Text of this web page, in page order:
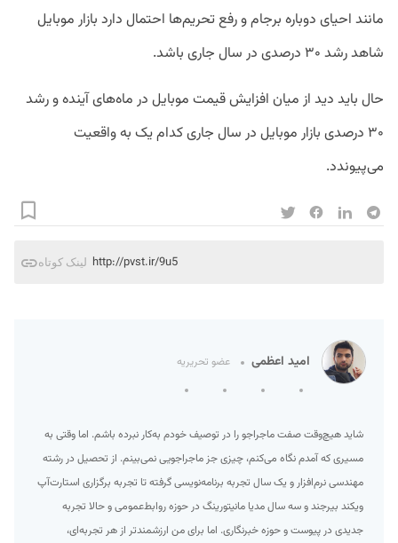
مانند احیای دوباره برجام و رفع تحریم‌ها احتمال دارد بازار موبایل
شاهد رشد ۳۰ درصدی در سال جاری باشد.
حال باید دید از میان افزایش قیمت موبایل در ماه‌های آینده و رشد
۳۰ درصدی بازار موبایل در سال جاری کدام یک به واقعیت
می‌پیوندد.
لینک کوتاه http://pvst.ir/9u5
امید اعظمی عضو تحریریه
شاید هیچ‌وقت صفت ماجراجو را در توصیف خودم به‌کار نبرده‌ باشم. اما وقتی به
مسیری که آمدم نگاه می‌کنم، چیزی جز ماجراجویی نمی‌بینم. از تحصیل در رشته
مهندسی نرم‌افزار و یک سال تجربه برنامه‌نویسی گرفته تا تجربه برگزاری استارت‌آپ
ویکند بیرجند و سه سال مدیا مانیتورینگ در حوزه روابط‌عمومی و حالا تجربه
جدیدی در پیوست و حوزه خبرنگاری. اما برای من ارزشمند‌تر از هر تجربه‌ای،